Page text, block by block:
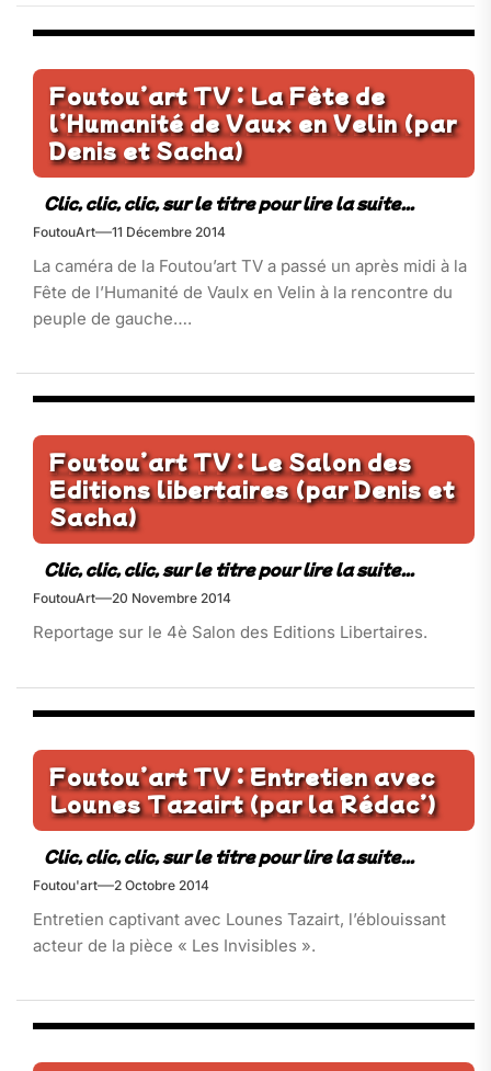
Foutou’art TV : La Fête de
l’Humanité de Vaux en Velin (par
Denis et Sacha)
FoutouArt 11 Décembre 2014
La caméra de la Foutou’art TV a passé un après midi à la
Fête de l’Humanité de Vaulx en Velin à la rencontre du
peuple de gauche….
Foutou’art TV : Le Salon des
Editions libertaires (par Denis et
Sacha)
FoutouArt 20 Novembre 2014
Reportage sur le 4è Salon des Editions Libertaires.
Foutou’art TV : Entretien avec
Lounes Tazairt (par la Rédac’)
Foutou'art 2 Octobre 2014
Entretien captivant avec Lounes Tazairt, l’éblouissant
acteur de la pièce « Les Invisibles ».